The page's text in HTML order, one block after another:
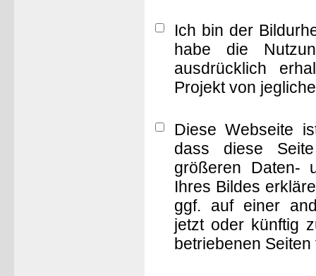
Ich bin der
habe die
ausdrücklich
Projekt von
Diese Webseite
dass diese
größeren Daten-
Ihres Bildes
ggf. auf einer
jetzt oder künftig
betriebenen